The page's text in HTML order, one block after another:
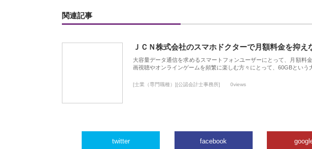
関連記事
ＪＣＮ株式会社のスマホドクターで月額料金を抑
大容量データ通信を求めるスマートフォンユーザーにとって、月額料
画視聴やオンラインゲームを頻繁に楽しむ方々にとって、60GBという
[士業（専門職種）][公認会計士事務所] 0views
twitter facebook